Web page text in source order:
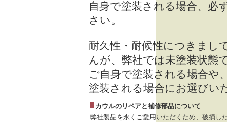
自身で塗装される場合、必
さい。
耐久性・耐候性につきまし
んが、弊社では未塗装状態
ご自身で塗装される場合や
塗装される場合にお選びい
カウルのリペアと補修部品について
弊社製品を永くご愛用いただくため、破損し